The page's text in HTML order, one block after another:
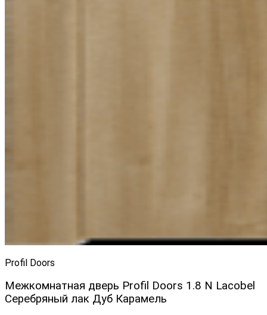
Profil Doors
Межкомнатная дверь Profil Doors 1.8 N Lacobel
Серебряный лак Дуб Карамель